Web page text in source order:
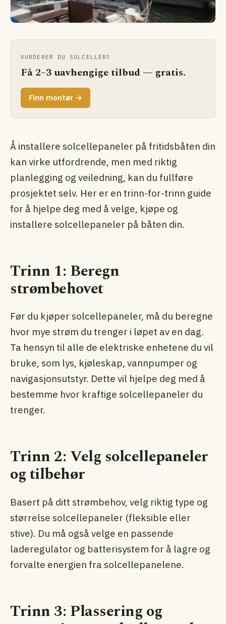
VURDERER DU SOLCELLER?
Få 2–3 uavhengige tilbud — gratis.
Finn montør →
Å installere solcellepaneler på fritidsbåten din
kan virke utfordrende, men med riktig
planlegging og veiledning, kan du fullføre
prosjektet selv. Her er en trinn-for-trinn guide
for å hjelpe deg med å velge, kjøpe og
installere solcellepaneler på båten din.
Trinn 1: Beregn
strømbehovet
Før du kjøper solcellepaneler, må du beregne
hvor mye strøm du trenger i løpet av en dag.
Ta hensyn til alle de elektriske enhetene du vil
bruke, som lys, kjøleskap, vannpumper og
navigasjonsutstyr. Dette vil hjelpe deg med å
bestemme hvor kraftige solcellepaneler du
trenger.
Trinn 2: Velg solcellepaneler
og tilbehør
Basert på ditt strømbehov, velg riktig type og
størrelse solcellepaneler (fleksible eller
stive). Du må også velge en passende
laderegulator og batterisystem for å lagre og
forvalte energien fra solcellepanelene.
Trinn 3: Plassering og